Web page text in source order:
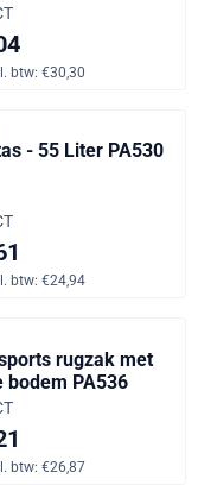
inclusief btw:
btw: €30,30
- 55 Liter PA530
inclusief btw:
btw: €24,94
rugzak met
bodem PA536
inclusief btw:
btw: €26,87